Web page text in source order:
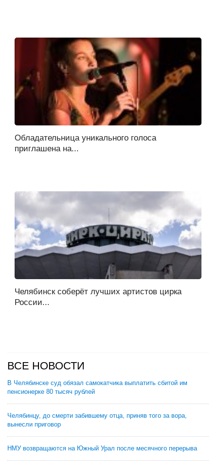
Обладательница уникального голоса
приглашена на...
Челябинск соберёт лучших артистов цирка
России...
ВСЕ НОВОСТИ
В Челябинске суд обязал самокатчика выплатить сбитой им
пенсионерке 80 тысяч рублей
Челябинцу, до смерти забившему отца, приняв того за вора,
вынесли приговор
НМУ возвращаются на Южный Урал после месячного перерыва